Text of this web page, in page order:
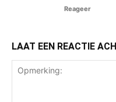
Reageer
LAAT EEN REACTIE